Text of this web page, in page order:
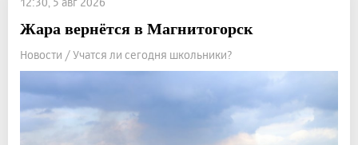
Жара вернётся в Магнитогорск
Новости / Учатся ли сегодня школьники?